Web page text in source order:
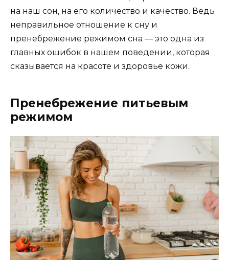
на наш сон, на его количество и качество. Ведь
неправильное отношение к сну и
пренебрежение режимом сна — это одна из
главных ошибок в нашем поведении, которая
сказывается на красоте и здоровье кожи.
Пренебрежение питьевым
режимом